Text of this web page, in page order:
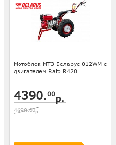
Мотоблок МТЗ Беларус 012WM с
двигателем Rato R420
4390.00р.
4690.00р.